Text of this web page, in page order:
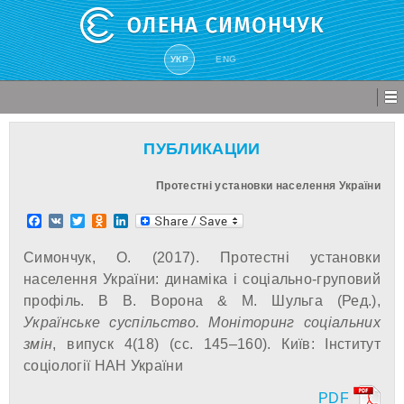
УКР ENG
ПУБЛИКАЦИИ
Протестні установки населення України
Facebook
VK TwitterOdnoklassniki
LinkedIn
Симончук, О. (2017). Протестні установки
населення України: динаміка і соціально-груповий
профіль. В В. Ворона & М. Шульга (Ред.),
Українське суспільство. Моніторинг соціальних
змін, випуск 4(18) (сс. 145–160). Київ: Інститут
соціології НАН України
PDF